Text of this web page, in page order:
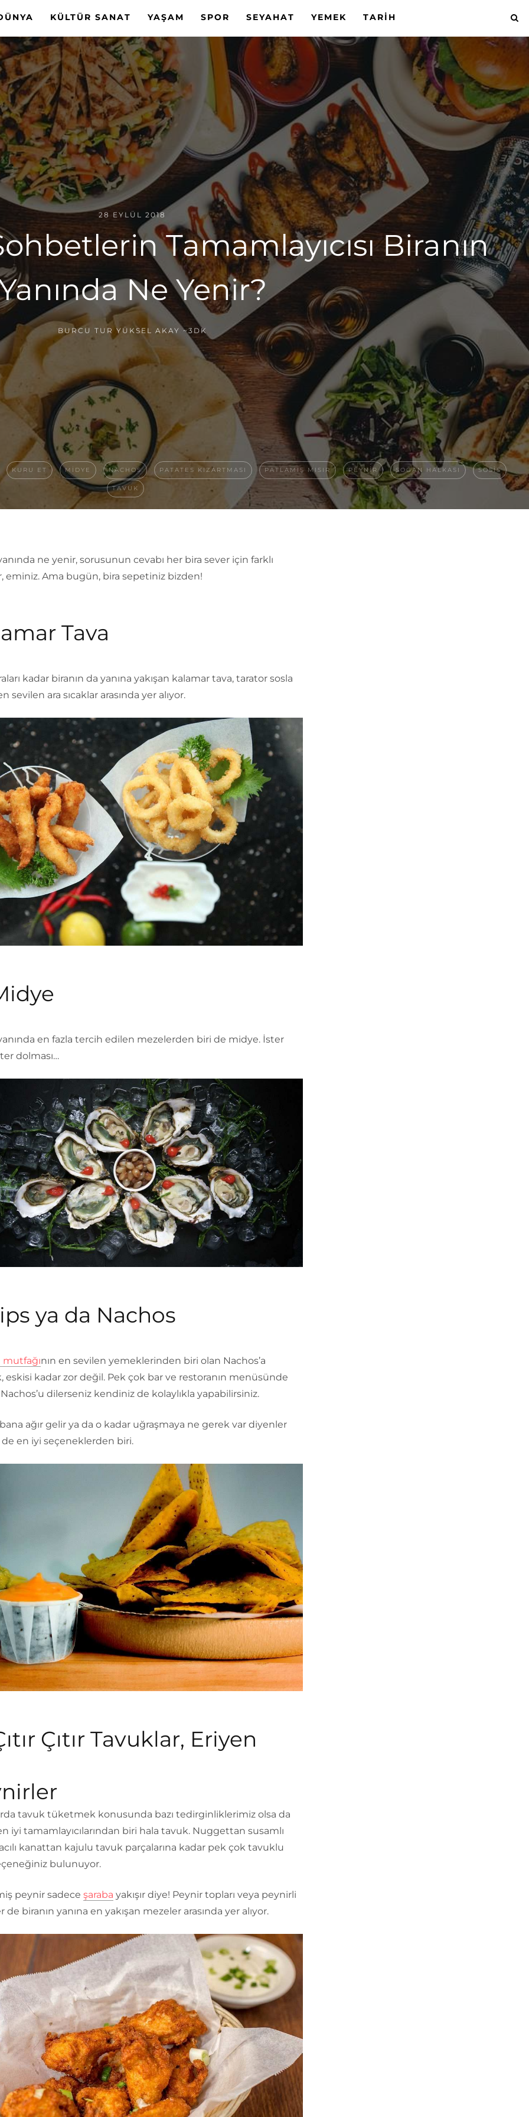
KÜLTÜR SANAT YAŞAM SPOR SEYAHAT YEMEK TARIH
28 EYLÜL 2018
Tamamlayıcısı Biranın
Ne Yenir?
BURCU TUR YÜKSEL AKAY ~3DK
KURU ET MIDYE NACHOS PATATES KIZARTMASI PATLAMIŞ MISIR PEYNIR SOĞAN HALKASI SOSIS
TAVUK
ne yenir, sorusunun cevabı her bira sever için farklı
eminiz. Ama bugün, bira sepetiniz bizden!
Tava
kadar biranın da yanına yakışan kalamar tava, tarator sosla
sevilen ara sıcaklar arasında yer alıyor.
en fazla tercih edilen mezelerden biri de midye. İster
dolması…
ya da Nachos
nın en sevilen yemeklerinden biri olan Nachos’a
eskisi kadar zor değil. Pek çok bar ve restoranın menüsünde
dilerseniz kendiniz de kolaylıkla yapabilirsiniz.
ağır gelir ya da o kadar uğraşmaya ne gerek var diyenler
en iyi seçeneklerden biri.
Çıtır Tavuklar, Eriyen
tavuk tüketmek konusunda bazı tedirginliklerimiz olsa da
iyi tamamlayıcılarından biri hala tavuk. Nuggettan susamlı
kanattan kajulu tavuk parçalarına kadar pek çok tavuklu
bulunuyor.
peynir sadece şaraba yakışır diye! Peynir topları veya peynirli
biranın yanına en yakışan mezeler arasında yer alıyor.